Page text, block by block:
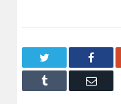
Tumblr Email